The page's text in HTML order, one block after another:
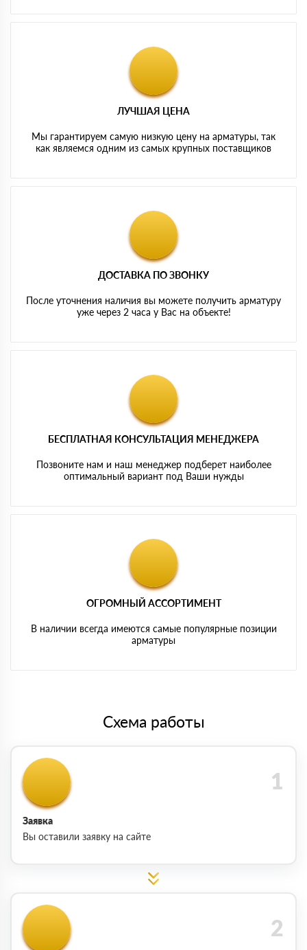
ЛУЧШАЯ ЦЕНА
Мы гарантируем самую низкую цену на арматуры, так
как являемся одним из самых крупных поставщиков
ДОСТАВКА ПО ЗВОНКУ
После уточнения наличия вы можете получить арматуру
уже через 2 часа у Вас на объекте!
БЕСПЛАТНАЯ КОНСУЛЬТАЦИЯ МЕНЕДЖЕРА
Позвоните нам и наш менеджер подберет наиболее
оптимальный вариант под Ваши нужды
ОГРОМНЫЙ АССОРТИМЕНТ
В наличии всегда имеются самые популярные позиции
арматуры
Схема работы
Заявка
Вы оставили заявку на сайте